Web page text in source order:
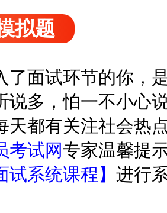
拟题
了面试环节的你，
说多，怕一不小心
天都有关注社会热
考试网专家温馨提
试系统课程】 进行